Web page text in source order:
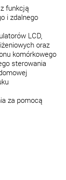
funkcją
i zdalnego
LCD,
oraz
komórkowego
sterowania
za pomocą